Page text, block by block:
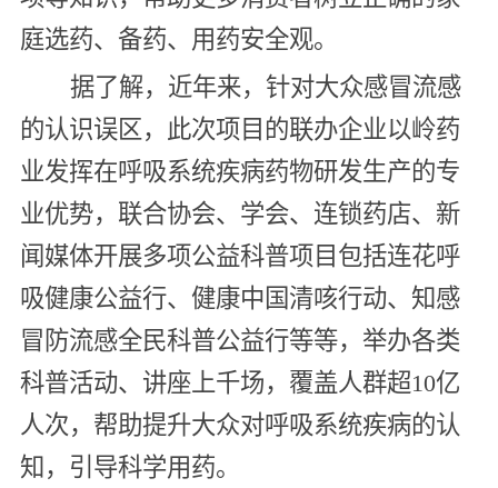
庭选药、备药、用药安全观。
据了解，近年来，针对大众感冒流感
的认识误区，此次项目的联办企业以岭药
业发挥在呼吸系统疾病药物研发生产的专
业优势，联合协会、学会、连锁药店、新
闻媒体开展多项公益科普项目包括连花呼
吸健康公益行、健康中国清咳行动、知感
冒防流感全民科普公益行等等，举办各类
科普活动、讲座上千场，覆盖人群超10亿
人次，帮助提升大众对呼吸系统疾病的认
知，引导科学用药。